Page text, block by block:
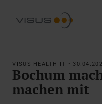
VISUS HEALTH IT •
Bochum
machen mit